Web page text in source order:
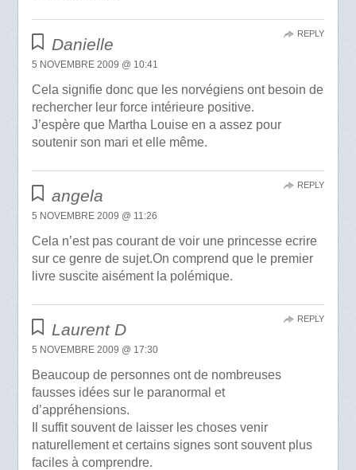
Danielle
5 NOVEMBRE 2009 @ 10:41
Cela signifie donc que les norvégiens ont besoin de
rechercher leur force intérieure positive.
J’espère que Martha Louise en a assez pour
soutenir son mari et elle même.
REPLY
angela
5 NOVEMBRE 2009 @ 11:26
Cela n’est pas courant de voir une princesse ecrire
sur ce genre de sujet.On comprend que le premier
livre suscite aisément la polémique.
REPLY
Laurent D
5 NOVEMBRE 2009 @ 17:30
Beaucoup de personnes ont de nombreuses
fausses idées sur le paranormal et
d’appréhensions.
Il suffit souvent de laisser les choses venir
naturellement et certains signes sont souvent plus
faciles à comprendre.
REPLY